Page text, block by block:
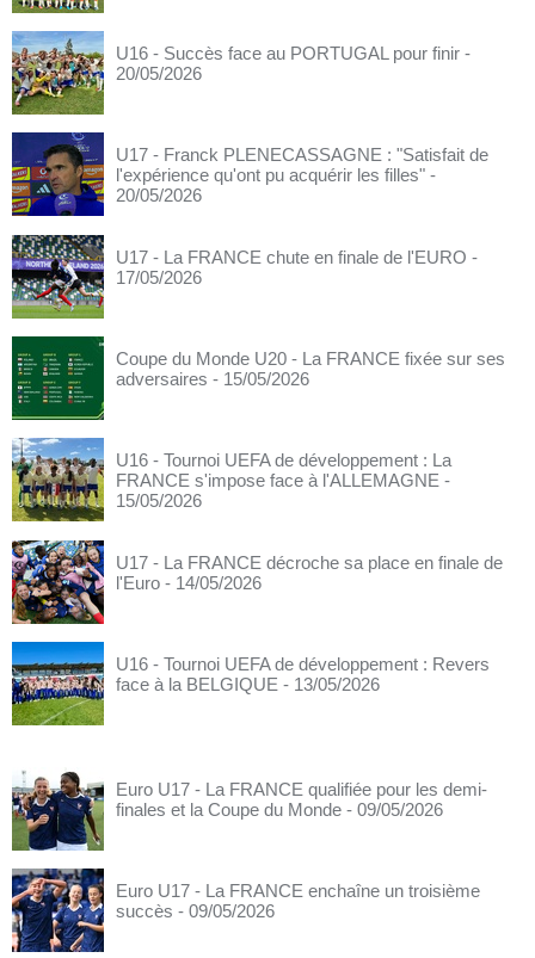
U16 - Succès face au PORTUGAL pour finir -
20/05/2026
U17 - Franck PLENECASSAGNE : "Satisfait de
l'expérience qu'ont pu acquérir les filles" -
20/05/2026
U17 - La FRANCE chute en finale de l'EURO -
17/05/2026
Coupe du Monde U20 - La FRANCE fixée sur ses
adversaires - 15/05/2026
U16 - Tournoi UEFA de développement : La
FRANCE s'impose face à l'ALLEMAGNE -
15/05/2026
U17 - La FRANCE décroche sa place en finale de
l'Euro - 14/05/2026
U16 - Tournoi UEFA de développement : Revers
face à la BELGIQUE - 13/05/2026
Euro U17 - La FRANCE qualifiée pour les demi-
finales et la Coupe du Monde - 09/05/2026
Euro U17 - La FRANCE enchaîne un troisième
succès - 09/05/2026